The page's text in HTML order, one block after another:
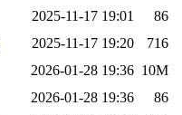
2025-11-17 19:01
86
2025-11-17 19:20
716
2026-01-28 19:36 10M
2026-01-28 19:36
86